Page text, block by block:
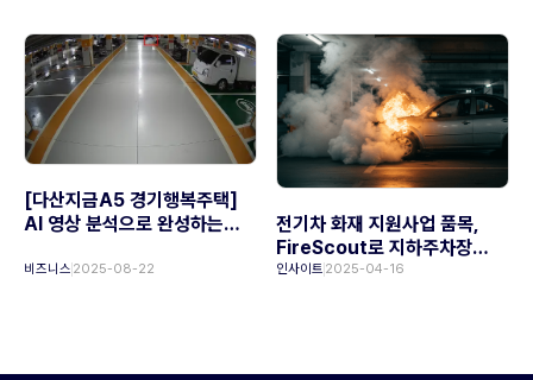
[다산지금A5 경기행복주택]
AI 영상 분석으로 완성하는
비즈니스 2025-08-22
전기차 화재 지원사업 품목,
FireScout로 지하주차장
안전 강화
인사이트 2025-04-16